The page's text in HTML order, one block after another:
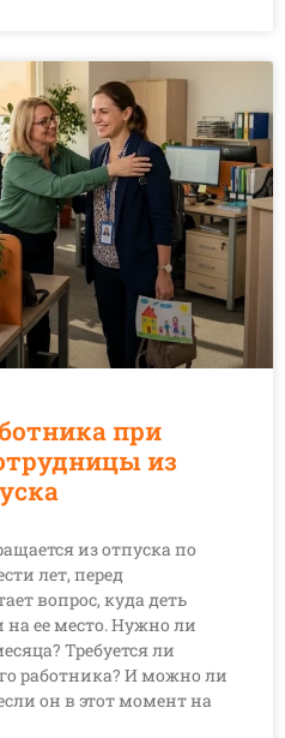
при
из
из отпуска по
лет, перед
вопрос, куда деть
на ее место. Нужно ли
Требуется ли
работника? И можно ли
он в этот момент на